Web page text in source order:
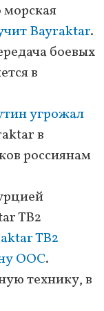
морская
Bayraktar.
боевых
в
угрожал
в
россиянам
TB2
TB2
ООС.
технику, в